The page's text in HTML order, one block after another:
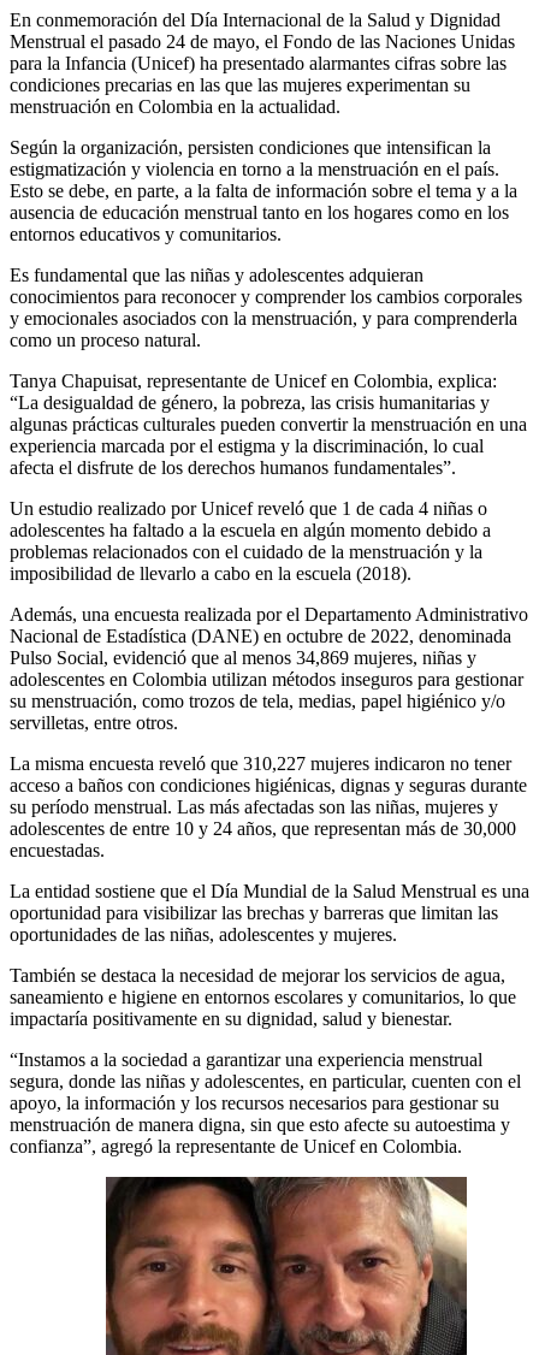
En conmemoración del Día Internacional de la Salud y Dignidad
Menstrual el pasado 24 de mayo, el Fondo de las Naciones Unidas
para la Infancia (Unicef) ha presentado alarmantes cifras sobre las
condiciones precarias en las que las mujeres experimentan su
menstruación en Colombia en la actualidad.
Según la organización, persisten condiciones que intensifican la
estigmatización y violencia en torno a la menstruación en el país.
Esto se debe, en parte, a la falta de información sobre el tema y a la
ausencia de educación menstrual tanto en los hogares como en los
entornos educativos y comunitarios.
Es fundamental que las niñas y adolescentes adquieran
conocimientos para reconocer y comprender los cambios corporales
y emocionales asociados con la menstruación, y para comprenderla
como un proceso natural.
Tanya Chapuisat, representante de Unicef en Colombia, explica:
“La desigualdad de género, la pobreza, las crisis humanitarias y
algunas prácticas culturales pueden convertir la menstruación en una
experiencia marcada por el estigma y la discriminación, lo cual
afecta el disfrute de los derechos humanos fundamentales”.
Un estudio realizado por Unicef reveló que 1 de cada 4 niñas o
adolescentes ha faltado a la escuela en algún momento debido a
problemas relacionados con el cuidado de la menstruación y la
imposibilidad de llevarlo a cabo en la escuela (2018).
Además, una encuesta realizada por el Departamento Administrativo
Nacional de Estadística (DANE) en octubre de 2022, denominada
Pulso Social, evidenció que al menos 34,869 mujeres, niñas y
adolescentes en Colombia utilizan métodos inseguros para gestionar
su menstruación, como trozos de tela, medias, papel higiénico y/o
servilletas, entre otros.
La misma encuesta reveló que 310,227 mujeres indicaron no tener
acceso a baños con condiciones higiénicas, dignas y seguras durante
su período menstrual. Las más afectadas son las niñas, mujeres y
adolescentes de entre 10 y 24 años, que representan más de 30,000
encuestadas.
La entidad sostiene que el Día Mundial de la Salud Menstrual es una
oportunidad para visibilizar las brechas y barreras que limitan las
oportunidades de las niñas, adolescentes y mujeres.
También se destaca la necesidad de mejorar los servicios de agua,
saneamiento e higiene en entornos escolares y comunitarios, lo que
impactaría positivamente en su dignidad, salud y bienestar.
“Instamos a la sociedad a garantizar una experiencia menstrual
segura, donde las niñas y adolescentes, en particular, cuenten con el
apoyo, la información y los recursos necesarios para gestionar su
menstruación de manera digna, sin que esto afecte su autoestima y
confianza”, agregó la representante de Unicef en Colombia.